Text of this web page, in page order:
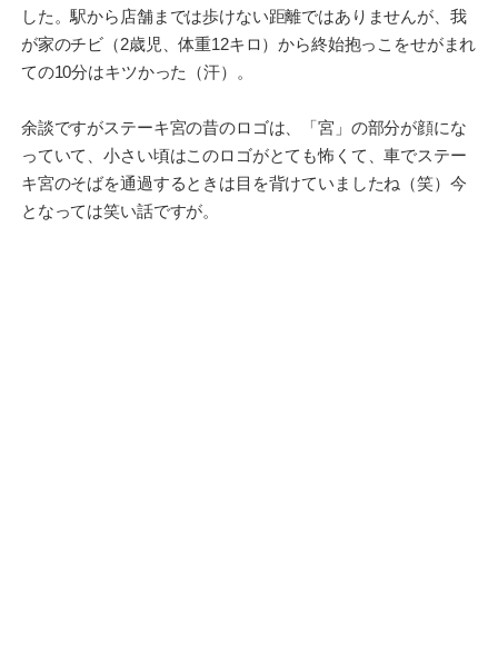
した。駅から店舗までは歩けない距離ではありませんが、我
が家のチビ（2歳児、体重12キロ）から終始抱っこをせがまれ
ての10分はキツかった（汗）。
余談ですがステーキ宮の昔のロゴは、「宮」の部分が顔にな
っていて、小さい頃はこのロゴがとても怖くて、車でステー
キ宮のそばを通過するときは目を背けていましたね（笑）今
となっては笑い話ですが。